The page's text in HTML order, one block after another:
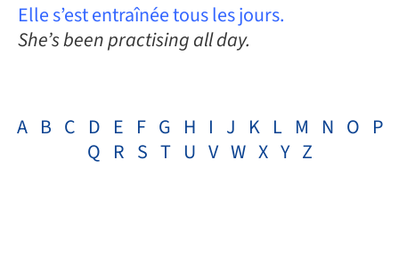
Elle s’est entraînée tous les jours.
She’s been practising all day.
A B C D E F G H I J K L M N O P
Q R S T U V W X Y Z